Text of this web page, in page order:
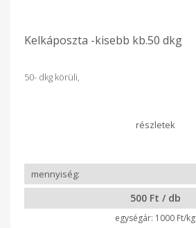
Kelkáposzta -kisebb kb.50 dkg
50- dkg körüli,
500 Ft / db
1000 Ft/kg